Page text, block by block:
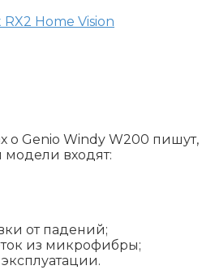
Home Vision
о Genio Windy W200 пишут,
модели входят:
от падений;
из микрофибры;